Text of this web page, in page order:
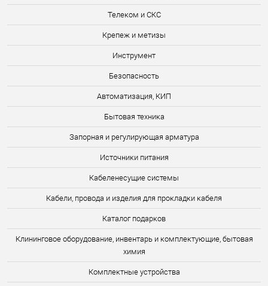
Телеком и СКС
Крепеж и метизы
Инструмент
Безопасность
Автоматизация, КИП
Бытовая техника
Запорная и регулирующая арматура
Источники питания
Кабеленесущие системы
Кабели, провода и изделия для прокладки кабеля
Каталог подарков
Клининговое оборудование, инвентарь и комплектующие, бытовая
химия
Комплектные устройства